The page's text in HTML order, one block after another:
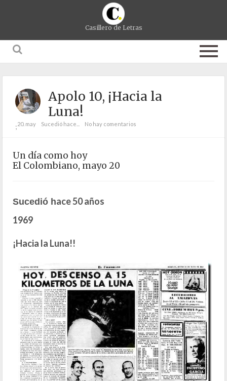
Casillero de Letras
Apolo 10, ¡Hacia la
Luna!
;20. may Sucedió hace... No hay comentarios
Un día como hoy
El Colombiano, mayo 20
Sucedió hace 50 años
1969
¡Hacia la Luna!!